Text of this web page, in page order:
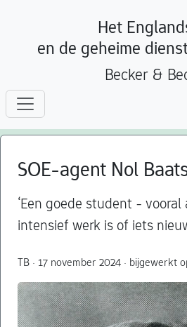
Het
en de geheime
Becker &
SOE-agent Nol
‘Een goede student -
intensief werk is of iets
TB · 17 november 2024 · bijgewerkt